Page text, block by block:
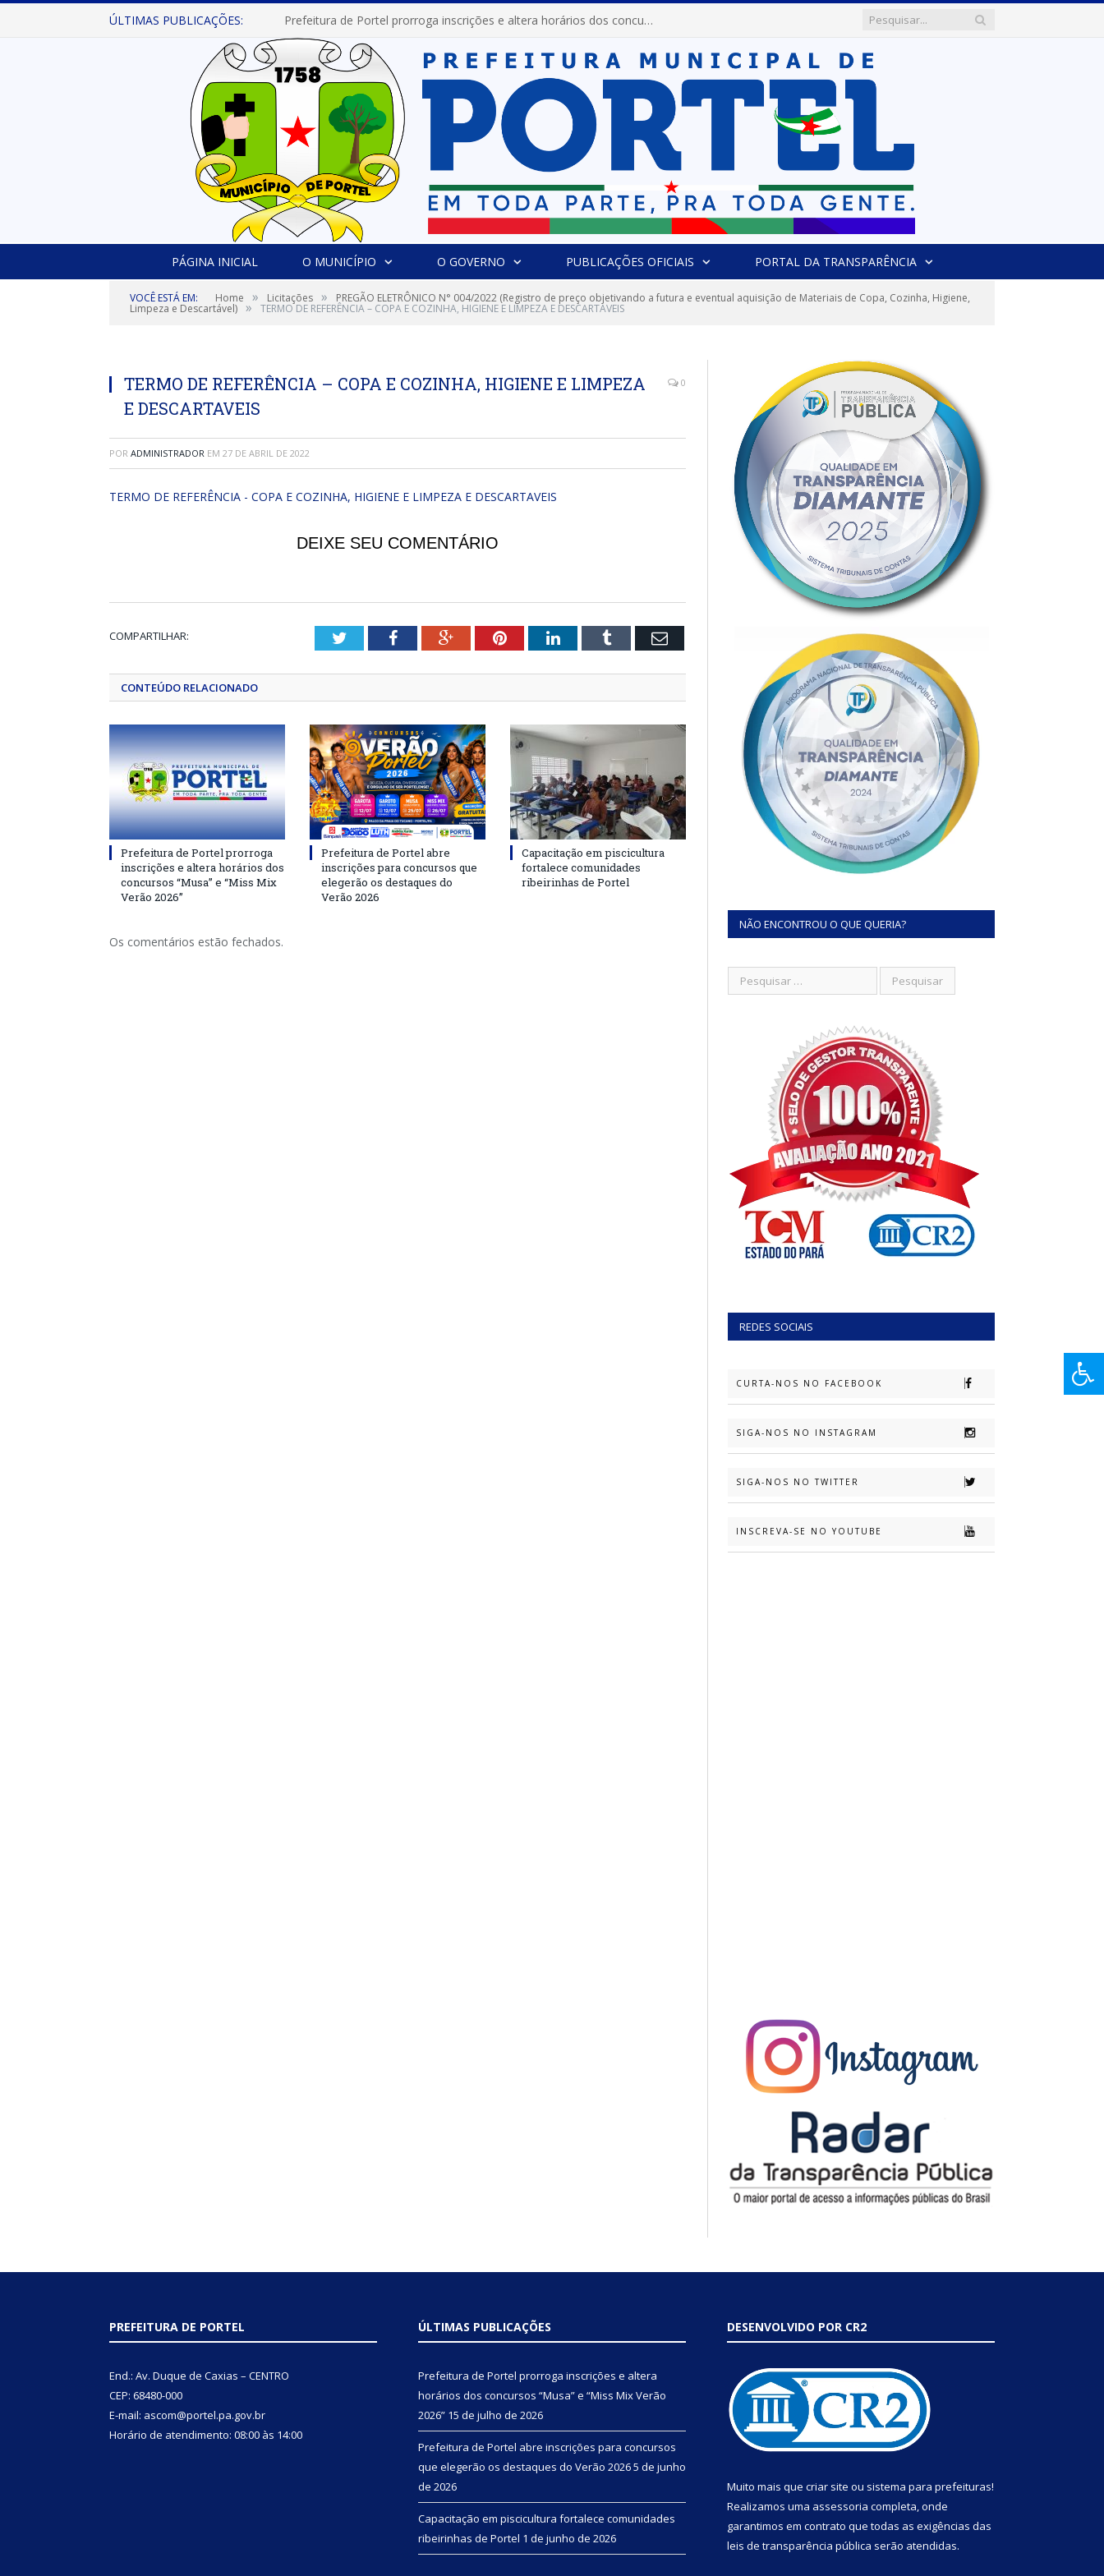
ÚLTIMAS PUBLICAÇÕES: Prefeitura de Portel prorroga inscrições e altera horários dos concursos “Musa” e “Miss Mix Verão 2026”
PÁGINA INICIAL O MUNICÍPIO O GOVERNO PUBLICAÇÕES OFICIAIS PORTAL DA TRANSPARÊNCIA
VOCÊ ESTÁ EM: Home » Licitações » PREGÃO ELETRÔNICO N° 004/2022 (Registro de preço objetivando a futura e eventual aquisição de Materiais de Copa, Cozinha, Higiene,
Limpeza e Descartável) » TERMO DE REFERÊNCIA – COPA E COZINHA, HIGIENE E LIMPEZA E DESCARTAVEIS
TERMO DE REFERÊNCIA – COPA E COZINHA, HIGIENE E LIMPEZA
E DESCARTAVEIS
0
POR ADMINISTRADOR EM 27 DE ABRIL DE 2022
TERMO DE REFERÊNCIA - COPA E COZINHA, HIGIENE E LIMPEZA E DESCARTAVEIS
DEIXE SEU COMENTÁRIO
COMPARTILHAR: TwitterFacebookGoogle+PinterestLinkedInTumblr Email
CONTEÚDO RELACIONADO
Prefeitura de Portel prorroga
inscrições e altera horários dos
concursos “Musa” e “Miss Mix
Verão 2026”
Prefeitura de Portel abre
inscrições para concursos que
elegerão os destaques do
Verão 2026
Capacitação em piscicultura
fortalece comunidades
ribeirinhas de Portel
Os comentários estão fechados.
NÃO ENCONTROU O QUE QUERIA?
REDES SOCIAIS
CURTA-NOS NO FACEBOOK
SIGA-NOS NO INSTAGRAM
SIGA-NOS NO TWITTER
INSCREVA-SE NO YOUTUBE
PREFEITURA DE PORTEL
End.: Av. Duque de Caxias – CENTRO
CEP: 68480-000
E-mail: ascom@portel.pa.gov.br
Horário de atendimento: 08:00 às 14:00
ÚLTIMAS PUBLICAÇÕES
Prefeitura de Portel prorroga inscrições e altera
horários dos concursos “Musa” e “Miss Mix Verão
2026” 15 de julho de 2026
Prefeitura de Portel abre inscrições para concursos
que elegerão os destaques do Verão 20265 de junho
de 2026
Capacitação em piscicultura fortalece comunidades
ribeirinhas de Portel 1 de junho de 2026
DESENVOLVIDO POR CR2
Muito mais que criar site ou sistema para prefeituras!
Realizamos uma assessoria completa, onde
garantimos em contrato que todas as exigências das
leis de transparência pública serão atendidas.